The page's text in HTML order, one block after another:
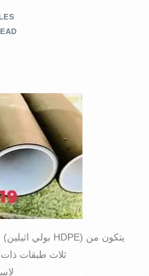
ثلاث طبقات ذات
-